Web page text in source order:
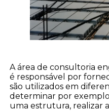
A área de consultoria
é responsável por
são utilizados em
determinar por
uma estrutura, realizar